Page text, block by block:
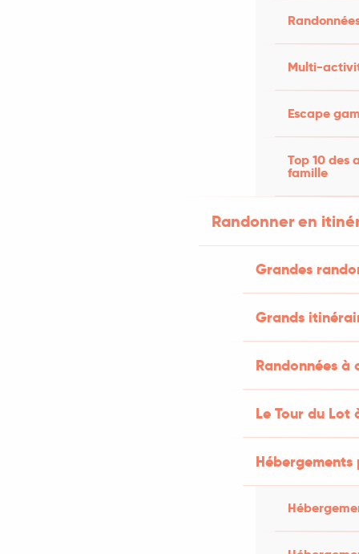
Multi-
Escape
Top 10 des
famille
Randonner en
Grandes
Grands
Randonnées
Le Tour du Lot